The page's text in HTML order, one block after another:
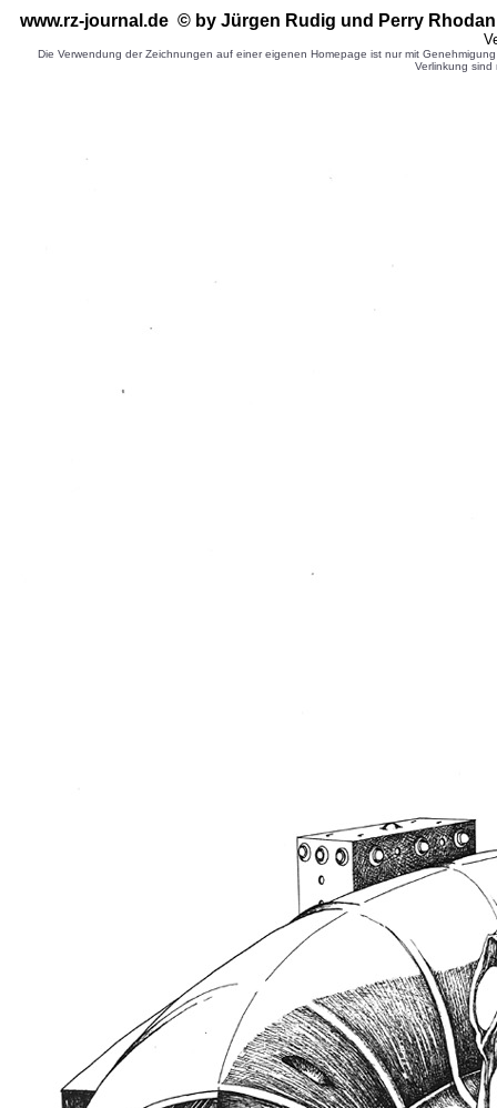
www.rz-journal.de © by Jürgen Rudig und Perry
Die Verwendung der Zeichnungen auf einer eigenen Homepage ist nur mit
Verlinkung sind